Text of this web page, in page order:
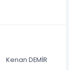
Kenan DEMİR